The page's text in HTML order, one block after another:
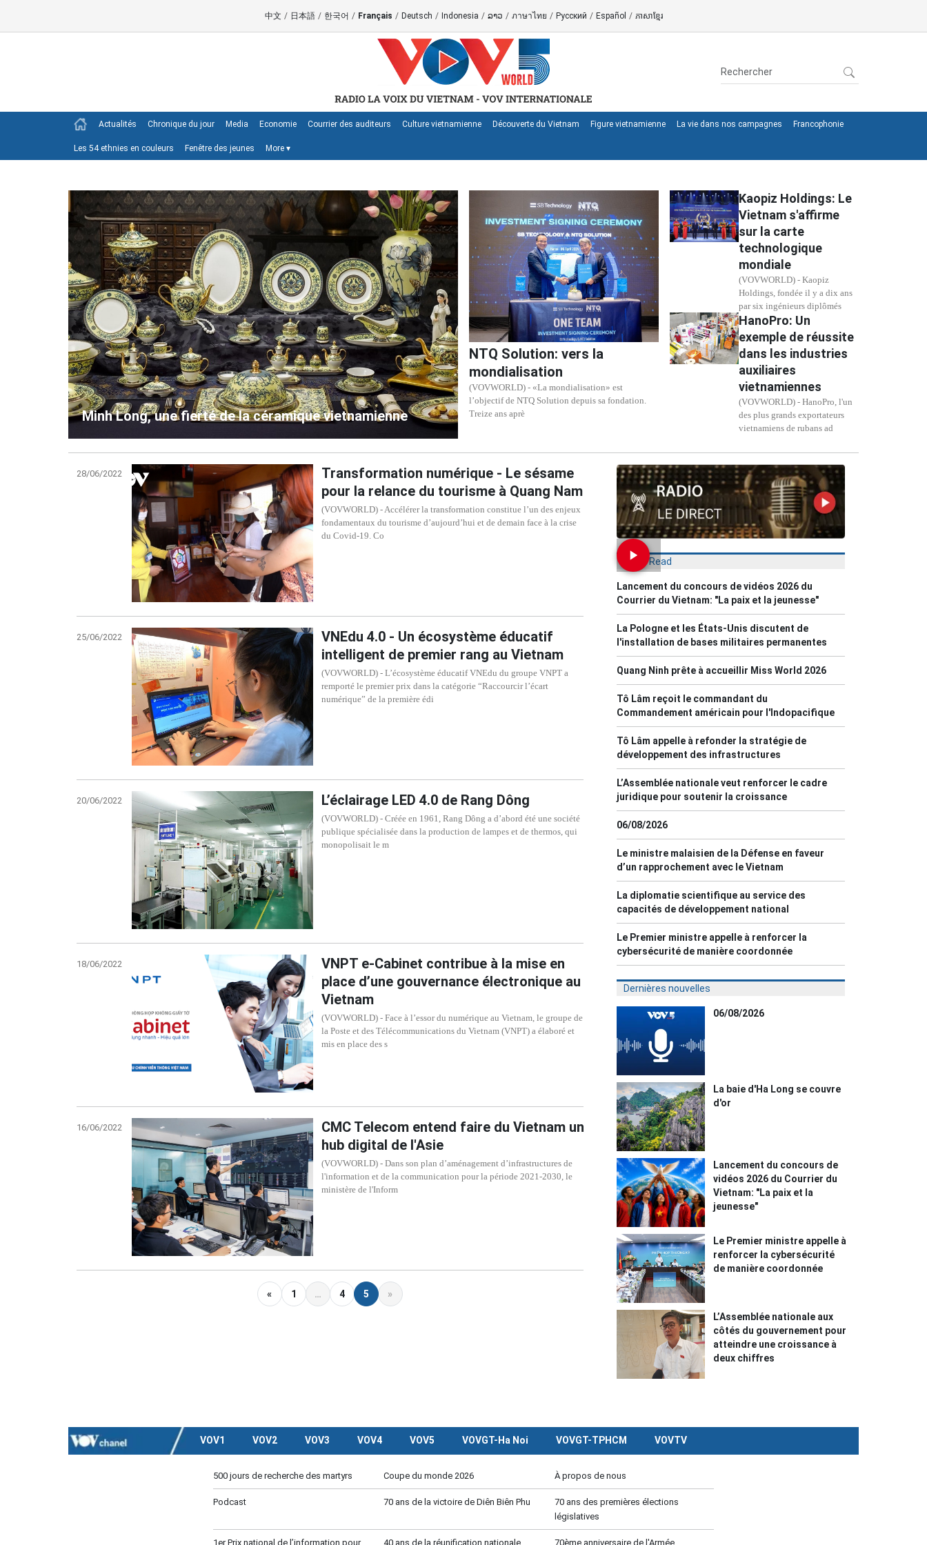
中文 / 日本語 / 한국어 / Français / Deutsch / Indonesia / ລາວ / ภาษาไทย / Русский / Español / ភាសាខ្មែរ
Actualités Chronique du jour Media Economie Courrier des auditeurs Culture vietnamienne Découverte du Vietnam Figure vietnamienne La vie dans nos campagnes Francophonie
Les 54 ethnies en couleurs Fenêtre des jeunes More ▾
Minh Long, une fierté de la céramique vietnamienne
NTQ Solution: vers la
mondialisation
(VOVWORLD) - «La mondialisation» est
l’objectif de NTQ Solution depuis sa fondation.
Treize ans aprè
Kaopiz Holdings: Le
Vietnam s'affirme
sur la carte
technologique
mondiale
(VOVWORLD) - Kaopiz
Holdings, fondée il y a dix ans
par six ingénieurs diplômés
HanoPro: Un
exemple de réussite
dans les industries
auxiliaires
vietnamiennes
(VOVWORLD) - HanoPro, l'un
des plus grands exportateurs
vietnamiens de rubans ad
28/06/2022
Transformation numérique - Le sésame
pour la relance du tourisme à Quang Nam
(VOVWORLD) - Accélérer la transformation constitue l’un des enjeux
fondamentaux du tourisme d’aujourd’hui et de demain face à la crise
du Covid-19. Co
25/06/2022
VNEdu 4.0 - Un écosystème éducatif
intelligent de premier rang au Vietnam
(VOVWORLD) - L’écosystème éducatif VNEdu du groupe VNPT a
remporté le premier prix dans la catégorie “Raccourcir l’écart
numérique” de la première édi
20/06/2022 L’éclairage LED 4.0 de Rang Dông
(VOVWORLD) - Créée en 1961, Rang Dông a d’abord été une société
publique spécialisée dans la production de lampes et de thermos, qui
monopolisait le m
18/06/2022
VNPT e-Cabinet contribue à la mise en
place d’une gouvernance électronique au
Vietnam
(VOVWORLD) - Face à l’essor du numérique au Vietnam, le groupe de
la Poste et des Télécommunications du Vietnam (VNPT) a élaboré et
mis en place des s
16/06/2022
CMC Telecom entend faire du Vietnam un
hub digital de l'Asie
(VOVWORLD) - Dans son plan d’aménagement d’infrastructures de
l'information et de la communication pour la période 2021-2030, le
ministère de l'Inform
« 1 … 4 5 »
Most Read
Lancement du concours de vidéos 2026 du
Courrier du Vietnam: "La paix et la jeunesse"
La Pologne et les États-Unis discutent de
l'installation de bases militaires permanentes
Quang Ninh prête à accueillir Miss World 2026
Tô Lâm reçoit le commandant du
Commandement américain pour l'Indopacifique
Tô Lâm appelle à refonder la stratégie de
développement des infrastructures
L’Assemblée nationale veut renforcer le cadre
juridique pour soutenir la croissance
06/08/2026
Le ministre malaisien de la Défense en faveur
d’un rapprochement avec le Vietnam
La diplomatie scientifique au service des
capacités de développement national
Le Premier ministre appelle à renforcer la
cybersécurité de manière coordonnée
Dernières nouvelles
06/08/2026
La baie d'Ha Long se couvre
d'or
Lancement du concours de
vidéos 2026 du Courrier du
Vietnam: "La paix et la
jeunesse"
Le Premier ministre appelle à
renforcer la cybersécurité
de manière coordonnée
L’Assemblée nationale aux
côtés du gouvernement pour
atteindre une croissance à
deux chiffres
VOV1 VOV2 VOV3 VOV4 VOV5 VOVGT-Ha Noi VOVGT-TPHCM VOVTV
500 jours de recherche des martyrs Coupe du monde 2026 À propos de nous
Podcast 70 ans de la victoire de Diên Biên Phu
70 ans des premières élections
législatives
1er Prix national de l’information pour 40 ans de la réunification nationale 70ème anniversaire de l'Armée